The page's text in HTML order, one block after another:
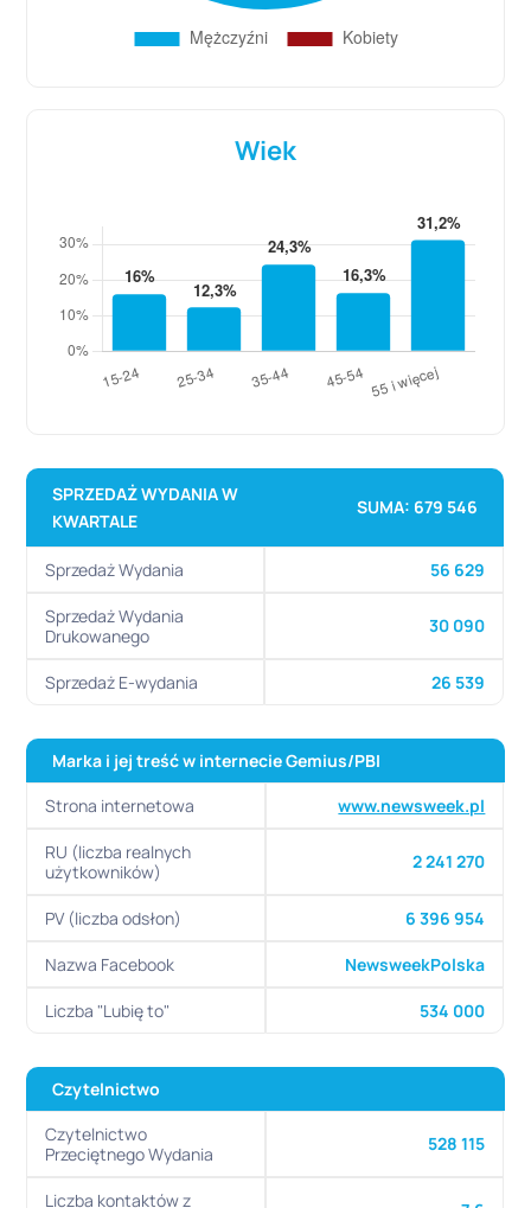
Wiek
SPRZEDAŻ WYDANIA W
KWARTALE
SUMA: 679 546
Sprzedaż Wydania 56 629
Sprzedaż Wydania
Drukowanego
30 090
Sprzedaż E-wydania 26 539
Marka i jej treść w internecieGemius/PBI
Strona internetowa
www.newsweek.pl
RU (liczba realnych
użytkowników)
2 241 270
PV (liczba odsłon) 6 396 954
Nazwa Facebook NewsweekPolska
Liczba "Lubię to" 534 000
Czytelnictwo
Czytelnictwo
Przeciętnego Wydania
528 115
Liczba kontaktów z